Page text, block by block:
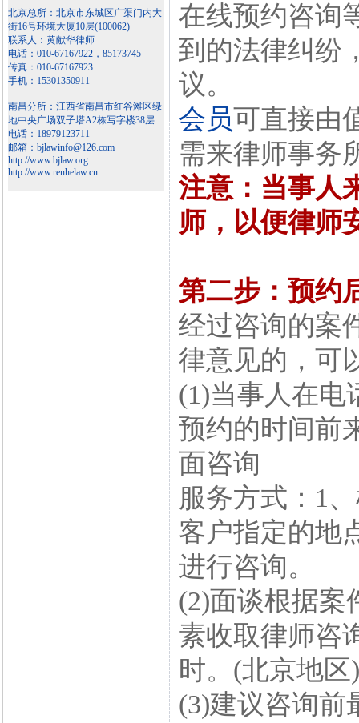
北京总所：北京市东城区广渠门内大
街16号环境大厦10层(100062)
联系人：黄献华律师
电话：010-67167922，85173745
传真：010-67167923
手机：15301350911
南昌分所：江西省南昌市红谷滩区绿
地中央广场双子塔A2栋写字楼38层
电话：18979123711
邮箱：bjlawinfo@126.com
http://www.bjlaw.org
http://www.renhelaw.cn
在线预约咨询
到的法律纠纷
议。
会员可直接由
需来律师事务
注意：当事人
师，以便律师
第二步：预约
经过咨询的案
律意见的，可
(1)当事人在电
预约的时间前
面咨询
服务方式：1
客户指定的地
进行咨询。
(2)面谈根据案
素收取律师咨
时。(北京地区)
(3)建议咨询前